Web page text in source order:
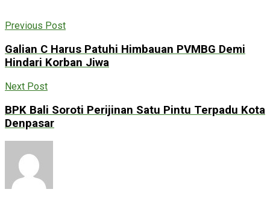
Previous Post
Galian C Harus Patuhi Himbauan PVMBG Demi
Hindari Korban Jiwa
Next Post
BPK Bali Soroti Perijinan Satu Pintu Terpadu Kota
Denpasar